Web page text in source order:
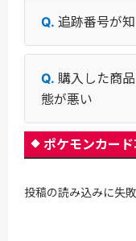
追跡番号が
購入した商
態が悪い
ポケモンカー
投稿の読み込みに失敗